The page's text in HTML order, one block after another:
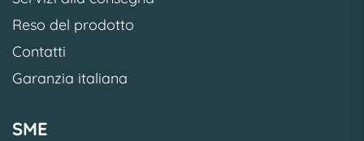
Reso del prodotto
Contatti
Garanzia italiana
SME